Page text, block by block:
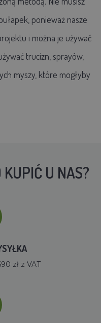
ponieważ nasze
i można je używać
trucizn, sprayów,
myszy, które mogłyby
U NAS?
zł z VAT